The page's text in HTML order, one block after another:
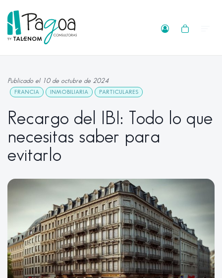
Publicado el 10 de octubre de 2024
FRANCIA INMOBILIARIA PARTICULARES
Recargo del IBI: Todo lo que
necesitas saber para
evitarlo